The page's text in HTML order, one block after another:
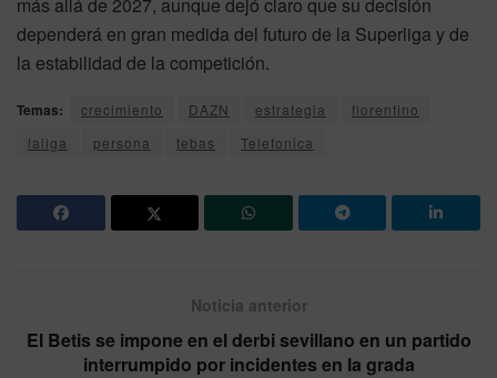
dependerá en gran medida del futuro de la Superliga y de
la estabilidad de la competición.
Temas: crecimiento DAZN estrategia
florentino
laliga
persona tebas Telefonica
Noticia anterior
El Betis se impone en el derbi sevillano en un partido
interrumpido por incidentes en la grada